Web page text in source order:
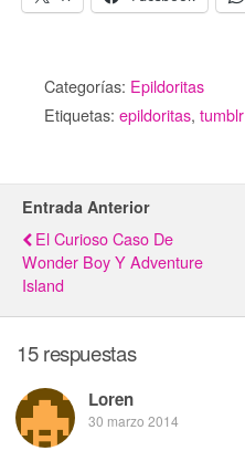
Categorías: Epildoritas
Etiquetas: epildoritas, tumblr
Entrada Anterior
El Curioso Caso De
Wonder Boy Y Adventure
Island
15 respuestas
Loren
30 marzo 2014